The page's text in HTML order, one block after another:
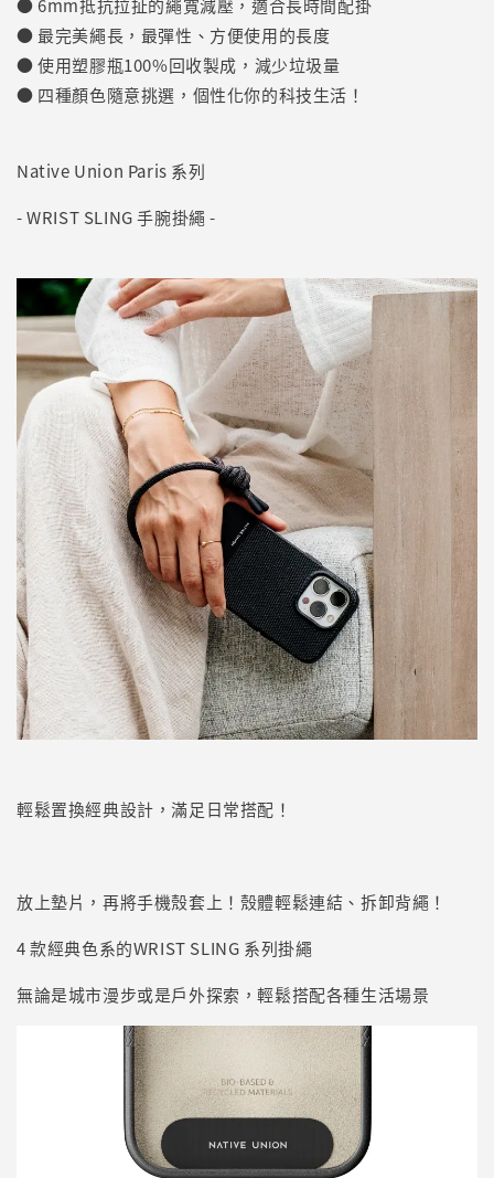
● 最完美繩長，最彈性、方便使用的長度
● 使用塑膠瓶100%回收製成，減少垃圾量
● 四種顏色隨意挑選，個性化你的科技生活！
Native Union Paris 系列
- WRIST SLING 手腕掛繩 -
輕鬆置換經典設計，滿足日常搭配！
放上墊片，再將手機殼套上！殼體輕鬆連結、拆卸背繩！
4 款經典色系的WRIST SLING 系列掛繩
無論是城市漫步或是戶外探索，輕鬆搭配各種生活場景